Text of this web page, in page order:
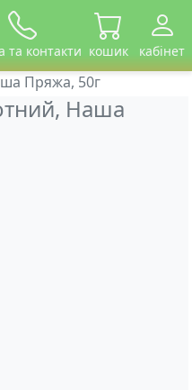
та контакти кошик кабінет
Пряжа, 50г
Наша